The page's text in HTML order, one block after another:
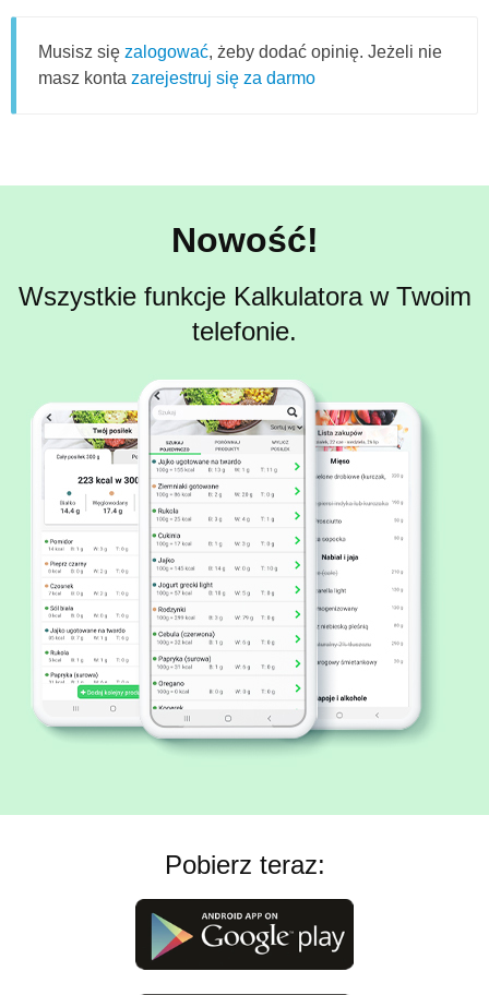
Musisz się zalogować, żeby dodać opinię. Jeżeli nie
masz konta zarejestruj się za darmo
Nowość!
Wszystkie funkcje Kalkulatora w Twoim
telefonie.
Pobierz teraz: